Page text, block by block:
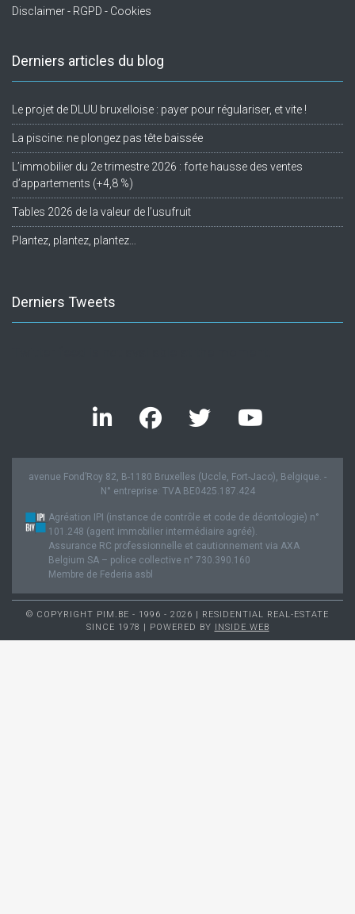
Disclaimer - RGPD - Cookies
Derniers articles du blog
Le projet de DLUU bruxelloise : payer pour régulariser, et vite !
La piscine: ne plongez pas tête baissée
L’immobilier du 2e trimestre 2026 : forte hausse des ventes
d’appartements (+4,8 %)
Tables 2026 de la valeur de l’usufruit
Plantez, plantez, plantez…
Derniers Tweets
avenue Fond’Roy 82, B-1180 Bruxelles (Uccle, Fort-Jaco), Belgique. -
N° entreprise: TVA BE0425.187.424
Agréation IPI (instance de contrôle et code de déontologie) n°
101.248 (agent immobilier intermédiaire agréé).
Assurance RC professionnelle et cautionnement via AXA
Belgium SA – police collective n° 730.390.160
Membre de Federia asbl
© COPYRIGHT PIM.BE - 1996 - 2026 | RESIDENTIAL REAL-ESTATE
SINCE 1978 | POWERED BY INSIDE WEB